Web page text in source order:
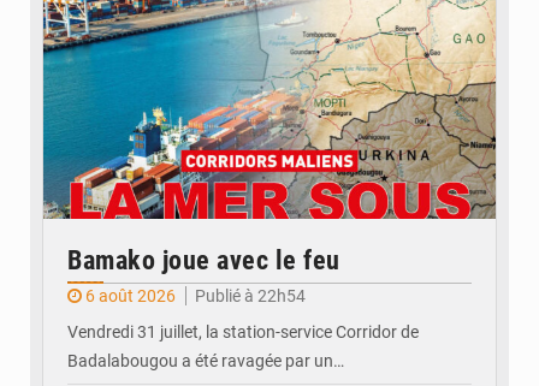
Bamako joue avec le feu
6 août 2026
Publié à 22h54
Vendredi 31 juillet, la station-service Corridor de
Badalabougou a été ravagée par un…